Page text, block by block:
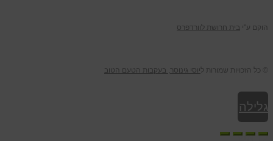
הוקם ע"י בית חרושת לוורדפרס
© כל הזכויות שמורות ליוסי גינוסר, בעקבות הטעם הטוב
גלילה
לראש